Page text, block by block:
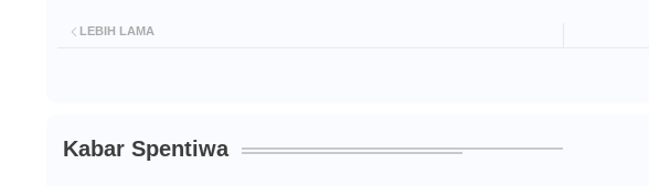
LEBIH LAMA
Kabar Spentiwa